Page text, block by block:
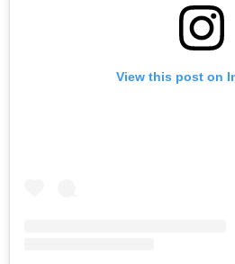
View this post on